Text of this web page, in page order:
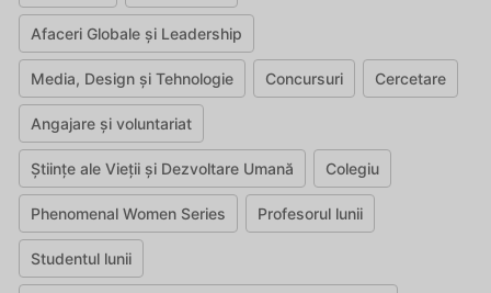
Afaceri Globale și Leadership
Media, Design și Tehnologie Concursuri Cercetare
Angajare și voluntariat
Științe ale Vieții și Dezvoltare Umană Colegiu
Phenomenal Women Series Profesorul lunii
Studentul lunii